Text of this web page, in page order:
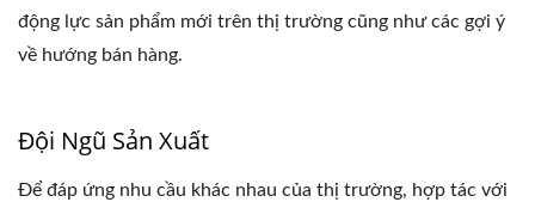
động lực sản phẩm mới trên thị trường cũng như các gợi ý
về hướng bán hàng.
Đội Ngũ Sản Xuất
Để đáp ứng nhu cầu khác nhau của thị trường, hợp tác với